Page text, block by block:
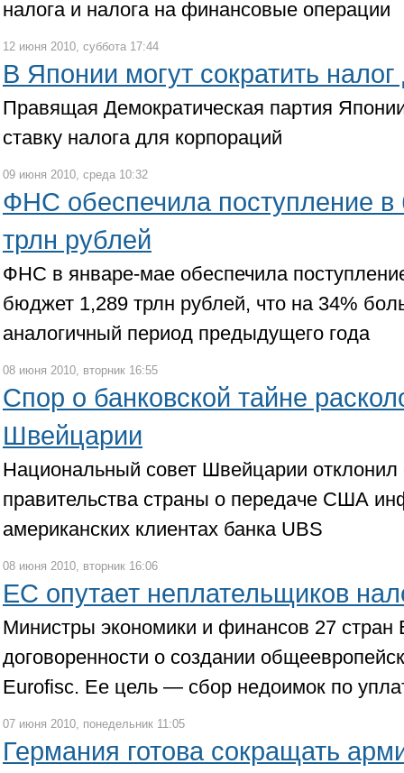
налога и налога на финансовые операции
12 июня 2010, суббота 17:44
В Японии могут сократить
Правящая Демократическая партия
ставку налога для корпораций
09 июня 2010, среда 10:32
ФНС обеспечила поступление
трлн рублей
ФНС в январе-мае обеспечила
бюджет 1,289 трлн рублей, что на 34%
аналогичный период предыдущего года
08 июня 2010, вторник 16:55
Спор о банковской тайне
Швейцарии
Национальный совет Швейцарии отклонил
правительства страны о передаче США
американских клиентах банка UBS
08 июня 2010, вторник 16:06
ЕС опутает неплательщиков
Министры экономики и финансов 27 стран
договоренности о создании
Eurofisc. Ее цель — сбор недоимок по
07 июня 2010, понедельник 11:05
Германия готова сокращать